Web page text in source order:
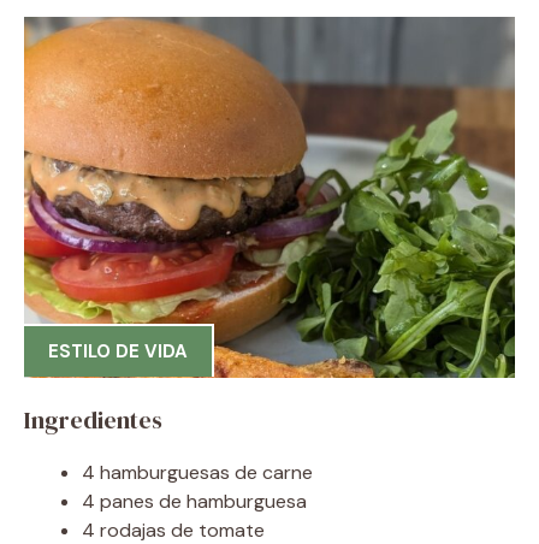
ESTILO DE VIDA
Ingredientes
4 hamburguesas de carne
4 panes de hamburguesa
4 rodajas de tomate